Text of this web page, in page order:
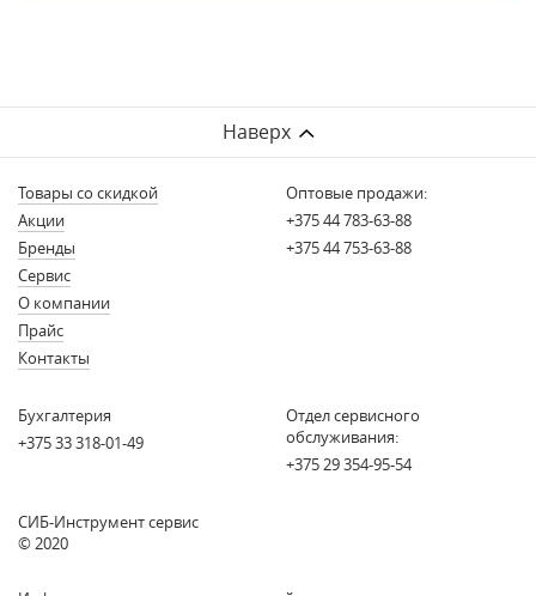
Наверх
Товары со скидкой
Акции
Бренды
Сервис
О компании
Прайс
Контакты
Оптовые продажи:
+375 44 783-63-88
+375 44 753-63-88
Бухгалтерия
+375 33 318-01-49
Отдел сервисного
обслуживания:
+375 29 354-95-54
СИБ-Инструмент сервис
© 2020